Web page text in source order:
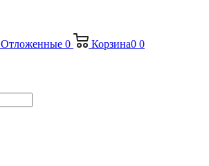
Отложенные 0 Корзина0 0